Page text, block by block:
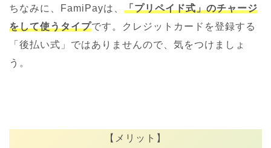
ちなみに、FamiPayは、 「プリペイド式」のチャージ
をして使うタイプです。クレジットカードを登録する
「後払い式」ではありませんので、気をつけましょ
う。
【メリット】